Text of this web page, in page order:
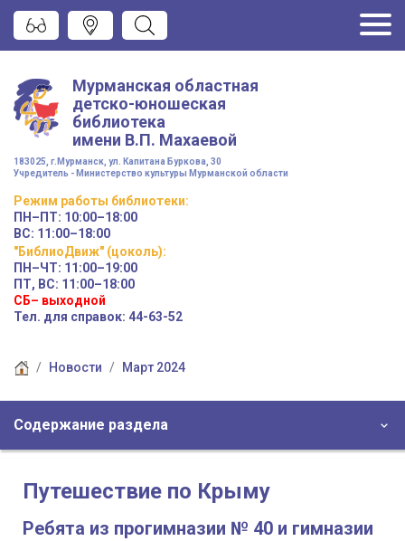
Мурманская областная
детско-юношеская
библиотека
имени В.П. Махаевой
183025, г.Мурманск, ул. Капитана Буркова, 30
Учредитель - Министерство культуры Мурманской области
Режим работы библиотеки:
ПН–ПТ: 10:00–18:00
ВС: 11:00–18:00
"БиблиоДвиж" (цоколь):
ПН–ЧТ: 11:00–19:00
ПТ, ВС: 11:00–18:00
СБ– выходной
Тел. для справок: 44-63-52
Новости Март 2024
Содержание раздела
Путешествие по Крыму
Ребята из прогимназии № 40 и гимназии